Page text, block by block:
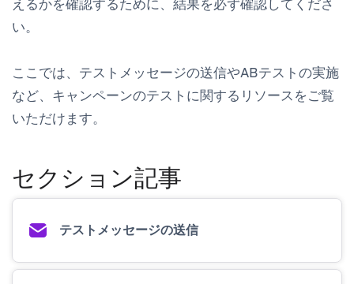
えるかを確認するために、結果を必ず確認してくださ
い。
ここでは、テストメッセージの送信やABテストの実施
など、キャンペーンのテストに関するリソースをご覧
いただけます。
セクション記事
テストメッセージの送信